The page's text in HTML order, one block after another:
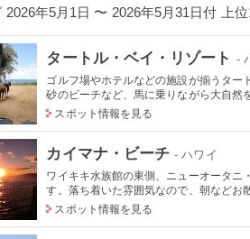
2026年5月1日 〜 2026年5月31日付 上
タートル・ベイ・リゾート -
ゴルフ場やホテルなどの施設が揃うター
砂のビーチなど、馬に乗りながら大自然
スポット情報を見る
カイマナ・ビーチ - ハワイ
ワイキキ水族館の東側、ニューオータニ
す。落ち着いた雰囲気なので、朝などお
スポット情報を見る